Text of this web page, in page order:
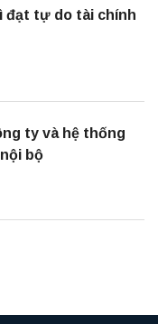
đạt tự do tài chính
ty và hệ thống
bộ